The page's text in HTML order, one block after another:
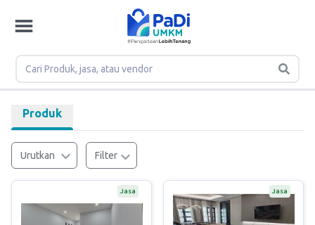
Produk
Urutkan Filter
Jasa Jasa